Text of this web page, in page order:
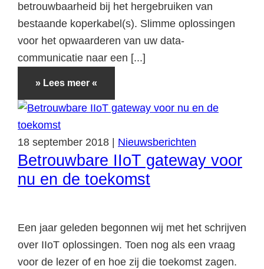
betrouwbaarheid bij het hergebruiken van
bestaande koperkabel(s). Slimme oplossingen
voor het opwaarderen van uw data-
communicatie naar een [...]
» Lees meer «
18 september 2018 Nieuwsberichten
Betrouwbare IIoT gateway voor
nu en de toekomst
Een jaar geleden begonnen wij met het schrijven
over IIoT oplossingen. Toen nog als een vraag
voor de lezer of en hoe zij die toekomst zagen.